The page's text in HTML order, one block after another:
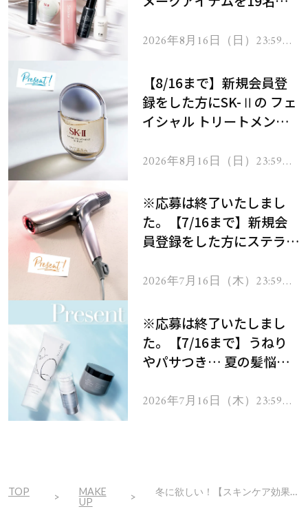
2026年8月16日（日）23:59ま
【8/16まで】新規会員登
録をした方にSK-Ⅱの フェ
イシャル トリートメント
2026年8月16日（日）23:59ま
※応募は終了いたしまし
た。【7/16まで】新規会
員登録をした方にステラボ
ヘアドライヤー ジュエル
2026年7月16日（木）23:59ま
※応募は終了いたしまし
た。【7/16まで】うねり
やパサつき… 夏の髪悩み
ムを13名様にプレゼン
2026年7月16日（木）23:59ま
TOP
MAKE
UP
冬に欲しい！【スキンケア効果×ツヤ肌仕上げ】の極上ファンデが登場